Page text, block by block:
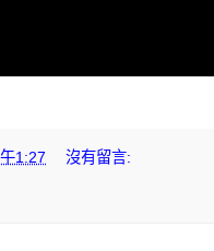
午1:27 沒有留言: